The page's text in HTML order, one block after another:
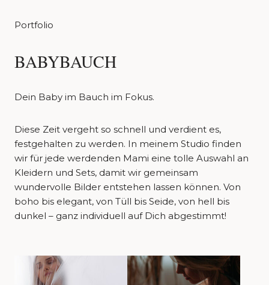
Portfolio
BABYBAUCH
Dein Baby im Bauch im Fokus.
Diese Zeit vergeht so schnell und verdient es,
festgehalten zu werden. In meinem Studio finden
wir für jede werdenden Mami eine tolle Auswahl an
Kleidern und Sets, damit wir gemeinsam
wundervolle Bilder entstehen lassen können. Von
boho bis elegant, von Tüll bis Seide, von hell bis
dunkel – ganz individuell auf Dich abgestimmt!